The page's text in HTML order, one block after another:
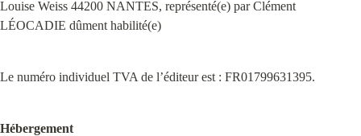
Louise Weiss 44200 NANTES, représenté(e) par Clément
LÉOCADIE dûment habilité(e)
Le numéro individuel TVA de l’éditeur est : FR01799631395.
Hébergement